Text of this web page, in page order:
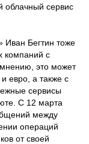
облачный сервис
Иван Бегтин тоже
компаний с
это может
евро, а также с
сервисы
С 12 марта
между
операций
от своей